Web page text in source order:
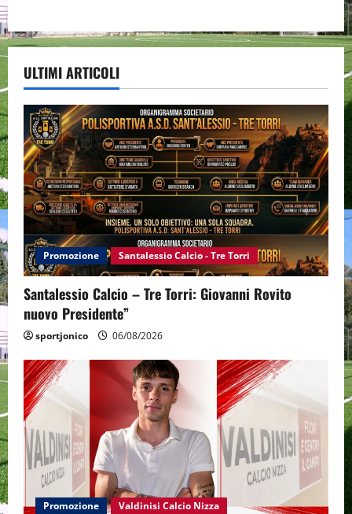
ULTIMI ARTICOLI
Promozione Santalessio Calcio - Tre Torri
Santalessio Calcio – Tre Torri: Giovanni Rovito
nuovo Presidente”
sportjonico 06/08/2026
Promozione Valdinisi Calcio Nizza